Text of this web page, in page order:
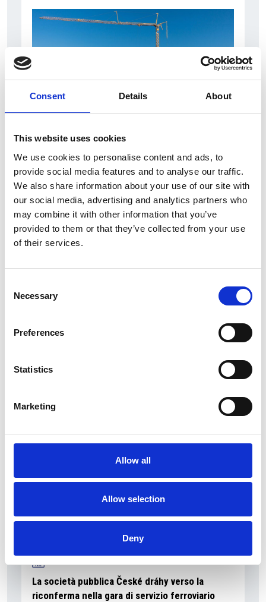
Consent Details About
This website uses cookies
We use cookies to personalise content and ads, to
provide social media features and to analyse our traffic.
We also share information about your use of our site with
our social media, advertising and analytics partners who
may combine it with other information that you’ve
provided to them or that they’ve collected from your use
of their services.
Selection
Necessary
Preferences
Statistics
Marketing
Allow all
Allow selection
Deny
7 Agosto 2026
Nel primo semestre è aumentata fortemente la
costruzione di nuove abitazioni
Repubblica Ceca
La Škoda avvia la produzione del suo SUV Peaq
La società pubblica České dráhy verso la
riconferma nella gara di servizio ferroviario